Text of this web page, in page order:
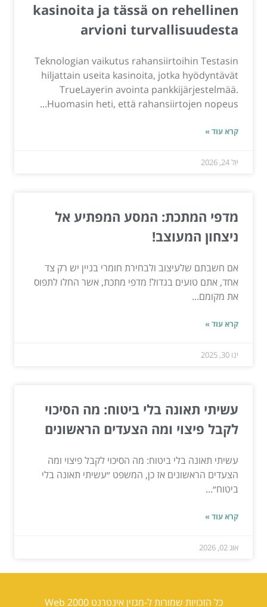
kasinoita ja tässä on rehellinen
arvioni turvallisuudesta
Teknologian vaikutus rahansiirtoihin Testasin
hiljattain useita kasinoita, jotka hyödyntävät
TrueLayerin avointa pankkijärjestelmää.
Huomasin heti, että rahansiirtojen nopeus...
קרא עוד »
יול 24, 2026
מדפי המתכת: המסע המפתיע אל
ניצחון המעוצב!
אם חשבתם שלעיצוב ולבחירת חומרי בניין יש רק צד
אחד, אתם טועים בגדול! מדפי מתכת, אשר החלו לתפוס
את מקומם...
קרא עוד »
ינו 30, 2025
עשיתי תאונה בלי ביטוח: מה הסיכוי
לקבל פיצוי ומה הצעדים הראשונים
עשיתי תאונה בלי ביטוח: מה הסיכוי לקבל פיצוי ומה
הצעדים הראשונים אז כן, המשפט ״עשיתי תאונה בלי
ביטוח״...
קרא עוד »
אוג 02, 2026
כל הזכויות שמורות ל-מגזין אינטרנט Web 2000